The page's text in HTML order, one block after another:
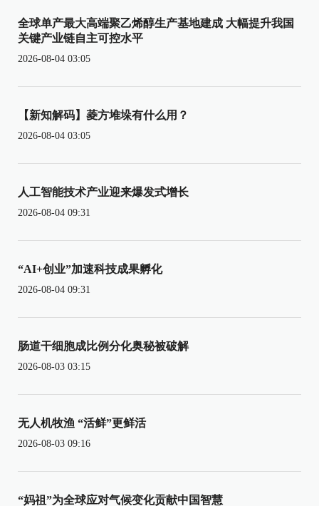
全球单产最大高端聚乙烯醇生产基地建成 大幅提升我国
关键产业链自主可控水平
2026-08-04 03:05
【新知解码】菱方堆垛有什么用？
2026-08-04 03:05
人工智能技术产业迎来爆发式增长
2026-08-04 09:31
“AI+创业”加速科技成果孵化
2026-08-04 09:31
肠道干细胞成比例分化奥秘被破解
2026-08-03 03:15
无人机牧渔 “活鲜”更鲜活
2026-08-03 09:16
“妈祖”为全球应对气候变化贡献中国智慧